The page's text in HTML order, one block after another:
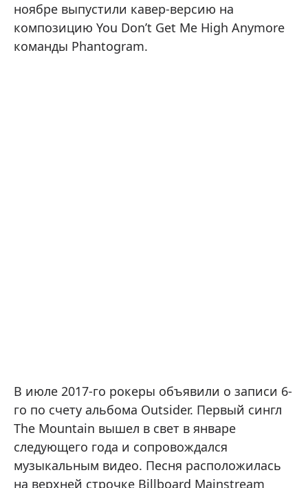
ноябре выпустили кавер-версию на
композицию You Don’t Get Me High Anymore
команды Phantogram.
В июле 2017-го рокеры объявили о записи 6-
го по счету альбома Outsider. Первый сингл
The Mountain вышел в свет в январе
следующего года и сопровождался
музыкальным видео. Песня расположилась
на верхней строчке Billboard Mainstream